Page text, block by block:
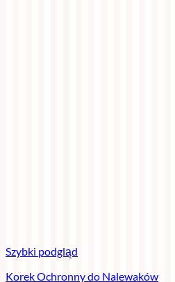
Szybki podgląd
Korek Ochronny do Nalewaków